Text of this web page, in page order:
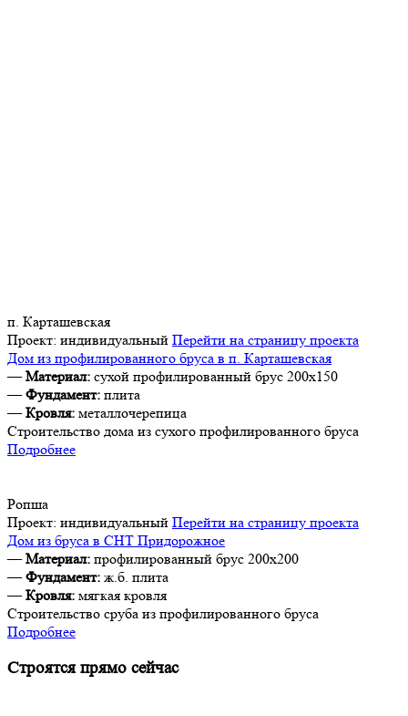
п. Карташевская
Проект: индивидуальный Перейти на страницу проекта
Дом из профилированного бруса в п. Карташевская
—Материал: сухой профилированный брус 200х150
—Фундамент: плита
—Кровля: металлочерепица
Строительство дома из сухого профилированного бруса
Подробнее
Ропша
Проект: индивидуальный Перейти на страницу проекта
Дом из бруса в СНТ Придорожное
—Материал: профилированный брус 200х200
—Фундамент: ж.б. плита
—Кровля: мягкая кровля
Строительство сруба из профилированного бруса
Подробнее
Строятся прямо сейчас